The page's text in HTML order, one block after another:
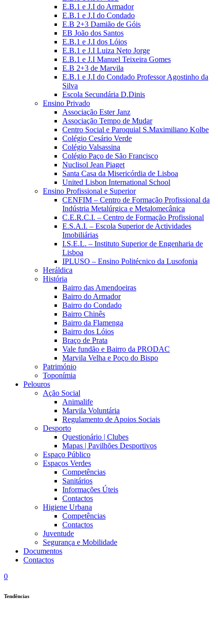
E.B.1 e J.I do Armador
E.B.1 e J.I do Condado
E.B 2+3 Damião de Góis
EB João dos Santos
E.B.1 e J.I dos Lóios
E.B.1 e J.I Luiza Neto Jorge
E.B.1 e J.I Manuel Teixeira Gomes
E.B 2+3 de Marvila
E.B.1 e J.I do Condado Professor Agostinho da
Silva
Escola Secundária D.Dinis
Ensino Privado
Associação Ester Janz
Associação Tempo de Mudar
Centro Social e Paroquial S.Maximiliano Kolbe
Colégio Cesário Verde
Colégio Valsassina
Colégio Paço de São Francisco
Nuclisol Jean Piaget
Santa Casa da Misericórdia de Lisboa
United Lisbon International School
Ensino Profissional e Superior
CENFIM – Centro de Formação Profissional da
Indústria Metalúrgica e Metalomecânica
C.E.R.C.I. – Centro de Formação Profissional
E.S.A.I. – Escola Superior de Actividades
Imobiliárias
I.S.E.L. – Instituto Superior de Engenharia de
Lisboa
IPLUSO – Ensino Politécnico da Lusofonia
Heráldica
História
Bairro das Amendoeiras
Bairro do Armador
Bairro do Condado
Bairro Chinês
Bairro da Flamenga
Bairro dos Lóios
Braço de Prata
Vale fundão e Bairro da PRODAC
Marvila Velha e Poço do Bispo
Património
Toponímia
Pelouros
Ação Social
Animalife
Marvila Voluntária
Regulamento de Apoios Sociais
Desporto
Questionário | Clubes
Mapas | Pavilhões Desportivos
Espaço Público
Espaços Verdes
Competências
Sanitários
Informações Úteis
Contactos
Higiene Urbana
Competências
Contactos
Juventude
Segurança e Mobilidade
Documentos
Contactos
0
Tendências